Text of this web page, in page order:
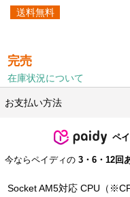
送料無料
完売
在庫状況について
お支払い方法
ペ
今ならペイディの 3・6・12回
Socket AM5対応 CPU（